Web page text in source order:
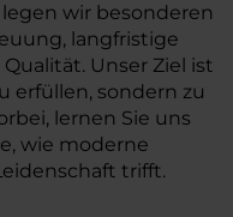
wir besonderen
langfristige
Unser Ziel ist
erfüllen, sondern zu
lernen Sie uns
wie moderne
trifft.